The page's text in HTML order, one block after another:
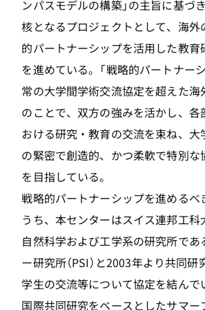
ンパスモデルの構築」の主旨に基づ
核となるプロジェクトとして、海外
的パートナーシップを活用した教育
を進めている。「戦略的パートナー
常の大学間学術交流協定を超えた海
のことで、双方の強みを活かし、各
おける研究・教育の交流を束ね、大
の緊密で創造的、かつ柔軟で特別な
を目指している。
戦略的パートナーシップを進めるべ
うち、本センターはスイス連邦工科
自然科学および工学系の研究所であ
ー研究所（PSI）と2003年より共同研
学生の交流等について協定を結んで
国際共同研究をベースとしたサマー